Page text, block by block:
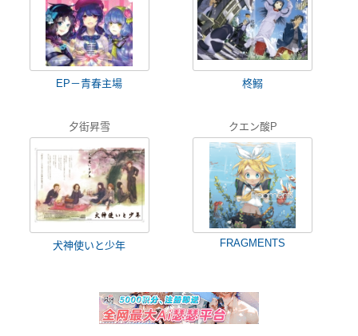
EP－青春主場 柊鰯
夕街昇雪
犬神使いと少年
クエン酸P
FRAGMENTS